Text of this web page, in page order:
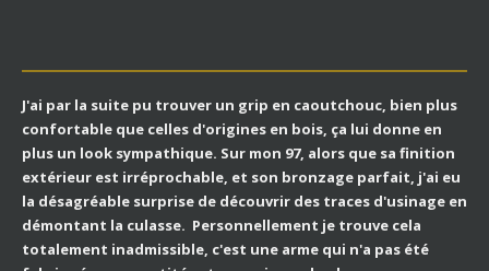
J'ai par la suite pu trouver un grip en caoutchouc, bien plus
confortable que celles d'origines en bois, ça lui donne en
plus un look sympathique. Sur mon 97, alors que sa finition
extérieur est irréprochable, et son bronzage parfait, j'ai eu
la désagréable surprise de découvrir des traces d'usinage en
démontant la culasse. Personnellement je trouve cela
totalement inadmissible, c'est une arme qui n'a pas été